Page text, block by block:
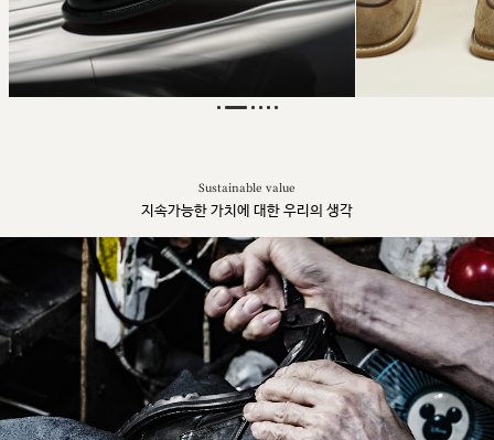
Sustainable value
지속가능한 가치에 대한 우리의 생각